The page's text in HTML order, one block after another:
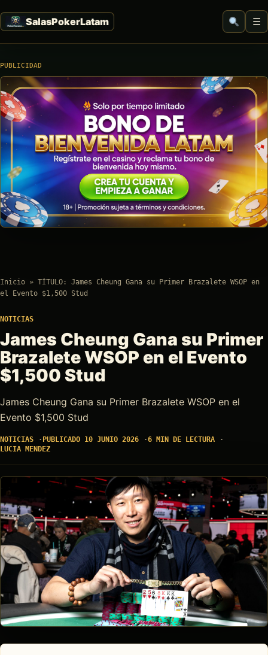
☰
PUBLICIDAD
Inicio » TÍTULO: James Cheung Gana su Primer Brazalete WSOP en
el Evento $1,500 Stud
NOTICIAS
James Cheung Gana su Primer
Brazalete WSOP en el Evento
$1,500 Stud
James Cheung Gana su Primer Brazalete WSOP en el
Evento $1,500 Stud
NOTICIAS PUBLICADO 10 JUNIO 2026
6 MIN DE LECTURA
LUCIA MENDEZ